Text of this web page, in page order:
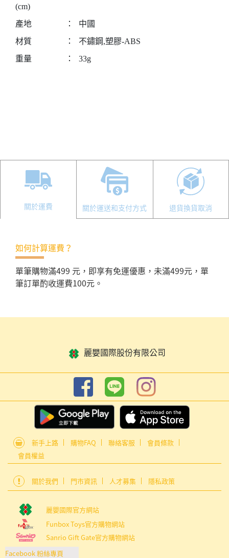
(cm)
產地 ：
中國
材質
：
不鏽鋼,塑膠-ABS
重量
： 33g
關於運費 關於運送和支付方式 退貨換貨取消
如何計算運費？
單筆購物滿499 元，即享有免運優惠，未滿499元，單
筆訂單酌收運費100元。
麗嬰國際股份有限公司
新手上路 購物FAQ 聯絡客服
會員條款
會員權益
關於我們 門市資訊 人才募集 隱私政策
麗嬰國際官方網站
Funbox Toys官方購物網站
Sanrio Gift Gate官方購物網站
Facebook 粉絲專頁